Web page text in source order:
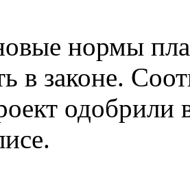
нормы
в законе.
одобрили